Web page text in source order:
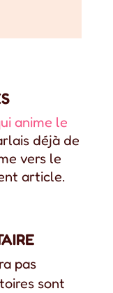
anime le
déjà de
vers le
article.
pas
sont